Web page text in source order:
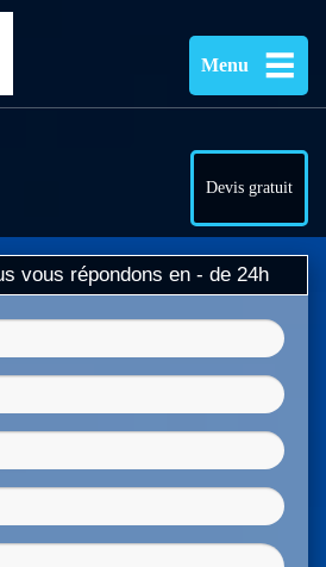
Menu
Devis gratuit
vous répondons en - de 24h